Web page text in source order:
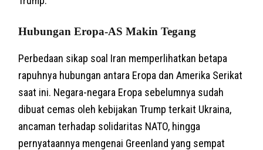
Hubungan Eropa-AS Makin Tegang
Perbedaan sikap soal Iran memperlihatkan betapa
rapuhnya hubungan antara Eropa dan Amerika Serikat
saat ini. Negara-negara Eropa sebelumnya sudah
dibuat cemas oleh kebijakan Trump terkait Ukraina,
ancaman terhadap solidaritas NATO, hingga
pernyataannya mengenai Greenland yang sempat